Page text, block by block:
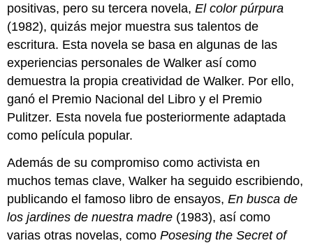
positivas, pero su tercera novela,El color púrpura
(1982), quizás mejor muestra sus talentos de
escritura. Esta novela se basa en algunas de las
experiencias personales de Walker así como
demuestra la propia creatividad de Walker. Por ello,
ganó el Premio Nacional del Libro y el Premio
Pulitzer. Esta novela fue posteriormente adaptada
como película popular.
Además de su compromiso como activista en
muchos temas clave, Walker ha seguido escribiendo,
publicando el famoso libro de ensayos,En busca de
los jardines de nuestra madre (1983), así como
varias otras novelas, comoPosesing the Secret of